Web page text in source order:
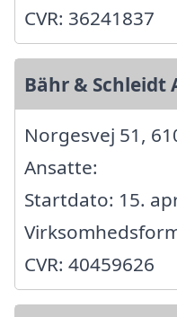
CVR: 36241837
Bähr & Schleidt
Norgesvej 51,
Ansatte:
Startdato: 15.
CVR: 40459626